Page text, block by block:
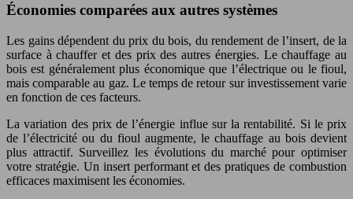
Économies comparées aux autres systèmes
Les gains dépendent du prix du bois, du rendement de l’insert, de la
surface à chauffer et des prix des autres énergies. Le chauffage au
bois est généralement plus économique que l’électrique ou le fioul,
mais comparable au gaz. Le temps de retour sur investissement varie
en fonction de ces facteurs.
La variation des prix de l’énergie influe sur la rentabilité. Si le prix
de l’électricité ou du fioul augmente, le chauffage au bois devient
plus attractif. Surveillez les évolutions du marché pour optimiser
votre stratégie. Un insert performant et des pratiques de combustion
efficaces maximisent les économies.